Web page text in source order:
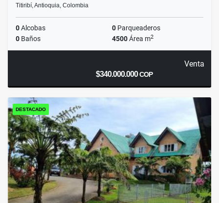
Titiribí, Antioquia, Colombia
0Alcobas 0 Parqueaderos
0 Baños 4500Área m2
Venta
$340.000.000COP
DESTACADO